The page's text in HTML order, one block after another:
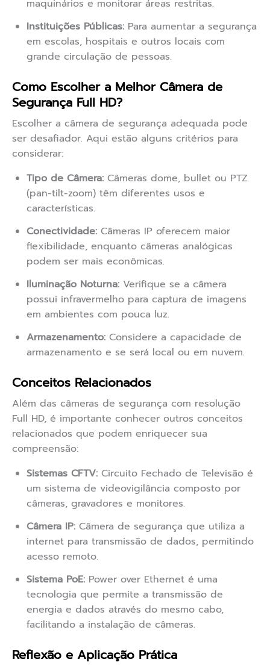
maquinários e monitorar áreas restritas.
Instituições Públicas: Para aumentar a segurança
em escolas, hospitais e outros locais com
grande circulação de pessoas.
Como Escolher a Melhor Câmera de
Segurança Full HD?
Escolher a câmera de segurança adequada pode
ser desafiador. Aqui estão alguns critérios para
considerar:
Tipo de Câmera: Câmeras dome, bullet ou PTZ
(pan-tilt-zoom) têm diferentes usos e
características.
Conectividade: Câmeras IP oferecem maior
flexibilidade, enquanto câmeras analógicas
podem ser mais econômicas.
Iluminação Noturna: Verifique se a câmera
possui infravermelho para captura de imagens
em ambientes com pouca luz.
Armazenamento: Considere a capacidade de
armazenamento e se será local ou em nuvem.
Conceitos Relacionados
Além das câmeras de segurança com resolução
Full HD, é importante conhecer outros conceitos
relacionados que podem enriquecer sua
compreensão:
Sistemas CFTV: Circuito Fechado de Televisão é
um sistema de videovigilância composto por
câmeras, gravadores e monitores.
Câmera IP: Câmera de segurança que utiliza a
internet para transmissão de dados, permitindo
acesso remoto.
Sistema PoE: Power over Ethernet é uma
tecnologia que permite a transmissão de
energia e dados através do mesmo cabo,
facilitando a instalação de câmeras.
Reflexão e Aplicação Prática